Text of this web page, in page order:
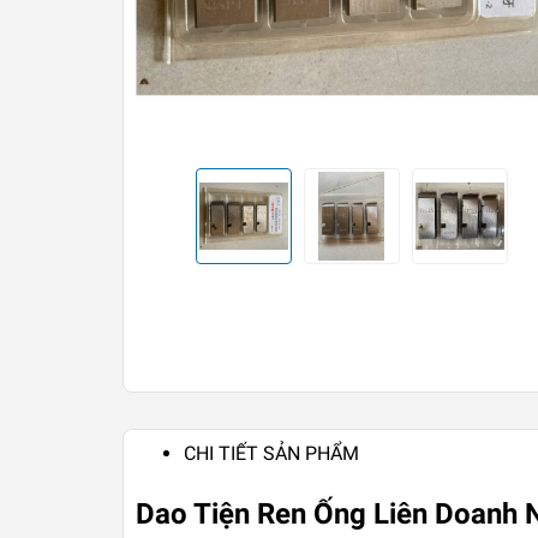
CHI TIẾT SẢN PHẨM
Dao Tiện Ren Ống Liên Doanh